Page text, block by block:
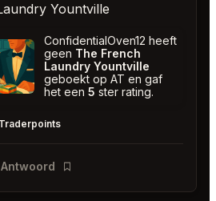
Yountville
ConfidentialOven12 heeft
geen The French
Laundry Yountville
geboekt op AT en gaf
het een 5 ster rating.
Antwoord
Bladwijzer